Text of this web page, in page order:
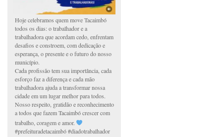
Hoje celebramos quem move Tacaimbó
todos os dias: o trabalhador e a
trabalhadora que acordam cedo, enfrentam
desafios e constroem, com dedicação e
esperança, o presente e o futuro do nosso
município.
Cada profissão tem sua importância, cada
esforço faz a diferença e cada mão
trabalhadora ajuda a transformar nossa
cidade em um lugar melhor para todos.
Nosso respeito, gratidão e reconhecimento
a todos que fazem Tacaimbó crescer com
trabalho, coragem e amor.
#prefeituradetacaimbó #diadotrabalhador